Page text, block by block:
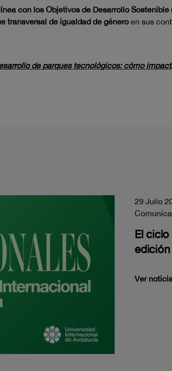
con los Objetivos de Desarrollo Sostenible
transversal de igualdad de géneroen sus
de parques tecnológicos: cómo
29 Julio
El ciclo
Ver